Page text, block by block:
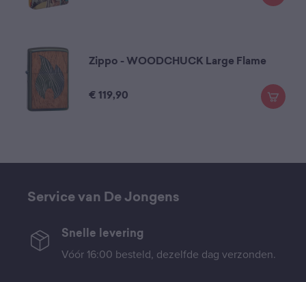
Zippo - WOODCHUCK Large Flame
€ 119,90
Service van De Jongens
Snelle levering
Vóór 16:00 besteld, dezelfde dag verzonden.